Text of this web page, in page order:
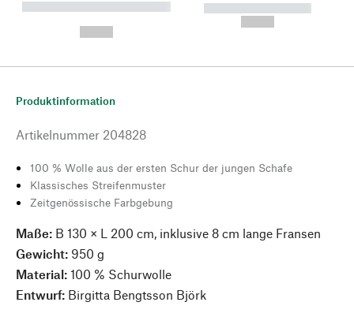
----------- ----------- --------
----------- -----------
Produktinformation
Artikelnummer 204828
100 % Wolle aus der ersten Schur der jungen Schafe
Klassisches Streifenmuster
Zeitgenössische Farbgebung
Maße: B 130 × L 200 cm, inklusive 8 cm lange Fransen
Gewicht: 950 g
Material: 100 % Schurwolle
Entwurf: Birgitta Bengtsson Björk